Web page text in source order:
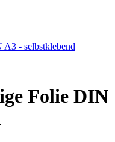
A3 - selbstklebend
Folie DIN